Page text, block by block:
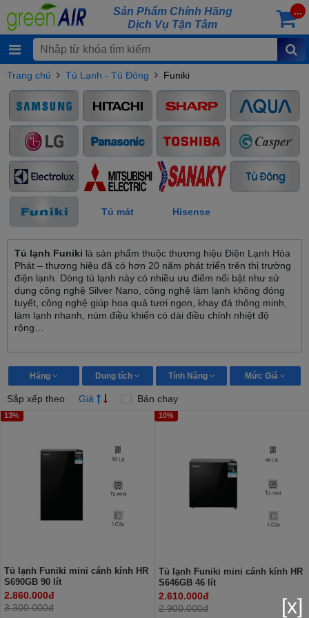
Sản Phẩm Chính Hãng
Dịch Vụ Tận Tâm
...
Trang chủ Tủ Lạnh - Tủ Đông Funiki
Tủ mát Hisense
Tủ lạnh Funiki là sản phẩm thuộc thương hiệu Điện Lạnh Hòa
Phát – thương hiệu đã có hơn 20 năm phát triển trên thị trường
điện lạnh. Dòng tủ lạnh này có nhiều ưu điểm nổi bật như sử
dụng công nghệ Silver Nano, công nghệ làm lạnh không đóng
tuyết, công nghệ giúp hoa quả tươi ngon, khay đá thông minh,
làm lạnh nhanh, núm điều khiển có dài điều chỉnh nhiệt độ
rộng…
Hãng Dung tích Tính Năng Mức Giá
Sắp xếp theo Giá Bán chạy
13%
Tủ lạnh Funiki mini cánh kính HR
S690GB 90 lít
2.860.000đ
3.300.000đ
10%
Tủ lạnh Funiki mini cánh kính HR
S646GB 46 lít
2.610.000đ
2.900.000đ
[x]